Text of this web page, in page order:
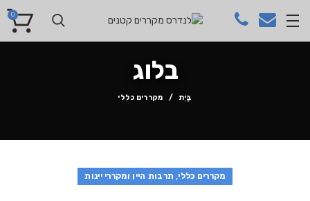
0
בלוג
בַּיִת מקררים כללי
מקררים כללי, תרבות היין ומקררי יינות